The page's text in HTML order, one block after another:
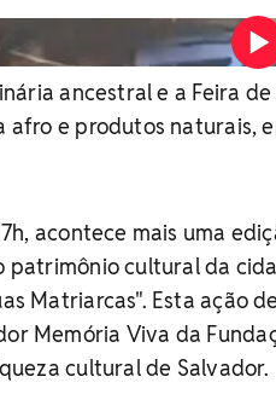
Vídeo: Filipe
ancestral e a Feira
afro e produtos naturais,
acontece mais uma
patrimônio cultural da
Matriarcas". Esta ação
Memória Viva da
cultural de Salvador.